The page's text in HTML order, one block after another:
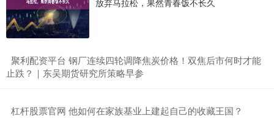
放弃马拉松，果然青春饭不长久
​聚利配资平台 钢厂连续四轮调降焦炭价格！双焦后市何时才能
止跌？｜东吴期货研究所策略早参
​杠杆股票官网 他如何在家族基业上建起自己的收藏王国？